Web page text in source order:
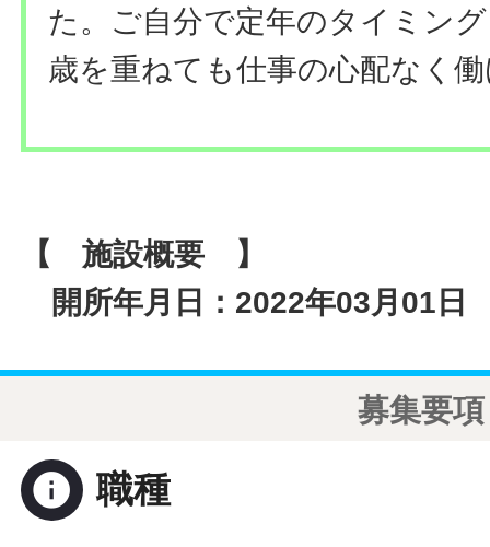
た。ご自分で定年のタイミン
歳を重ねても仕事の心配なく
【 施設概要 】
開所年月日：2022年03月01日
募集要項
info 職種